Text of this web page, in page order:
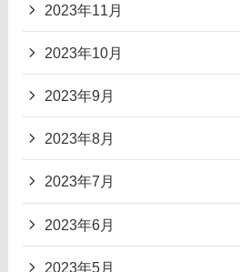
2023年11月
2023年10月
2023年9月
2023年8月
2023年7月
2023年6月
2023年5月